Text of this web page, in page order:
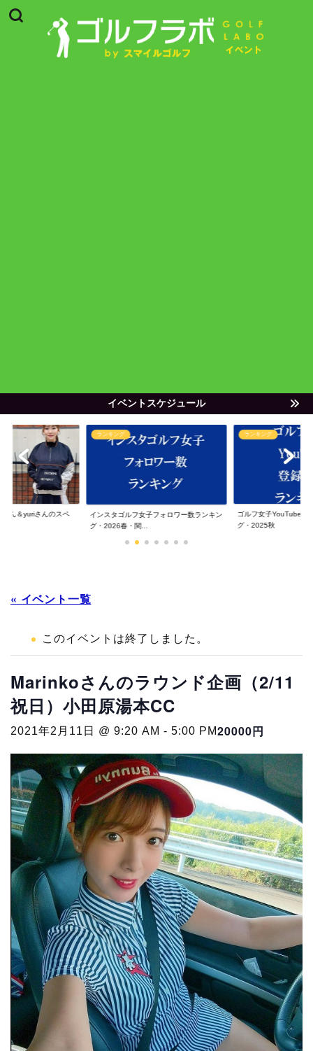
イベントスケジュール
ん＆yuriさんのスペ
ランキング
インスタゴルフ女子フォロワー数ランキン
グ・2026春・関...
ランキング
ゴルフ女子YouTube登
グ・2025秋
« イベント一覧
このイベントは終了しました。
Marinkoさんのラウンド企画（2/11
祝日）小田原湯本CC
2021年2月11日 @ 9:20 AM - 5:00 PM20000円